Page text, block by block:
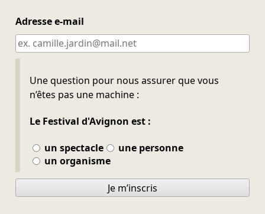
Adresse e-mail
Une question pour nous assurer que vous
n’êtes pas une machine :
Le Festival d'Avignon est :
un spectacle
une personne
un organisme
Ne pas remplir
Je m’inscris